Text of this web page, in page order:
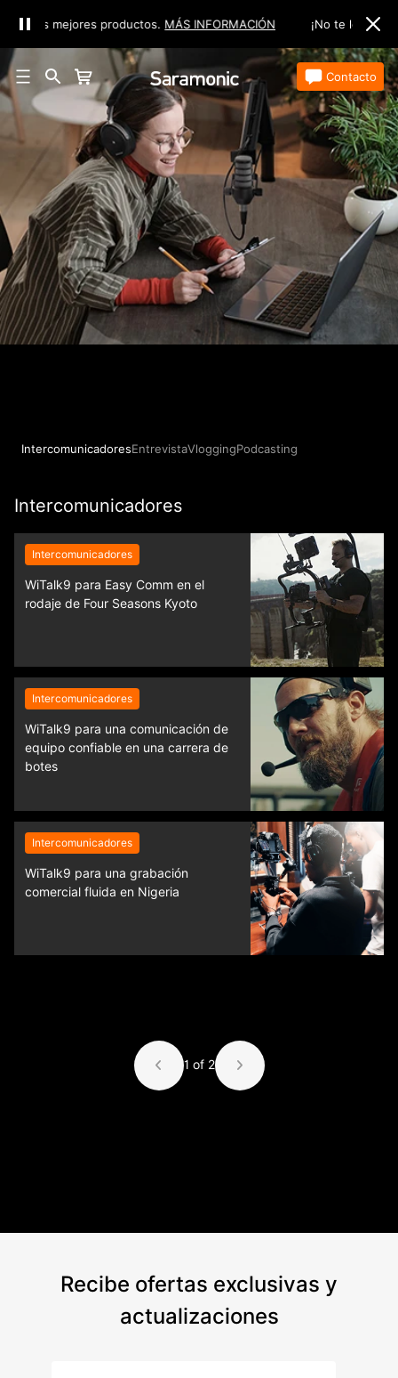
mejores productos.MÁS INFORMACIÓN ¡No te lo pierdas!
Tienda Contacto
IntercomunicadoresEntrevistaVloggingPodcasting
Intercomunicadores
Intercomunicadores
WiTalk9 para Easy Comm en el
rodaje de Four Seasons Kyoto
Intercomunicadores
WiTalk9 para una comunicación de
equipo confiable en una carrera de
botes
Intercomunicadores
WiTalk9 para una grabación
comercial fluida en Nigeria
1 of 2
Recibe ofertas exclusivas y
actualizaciones